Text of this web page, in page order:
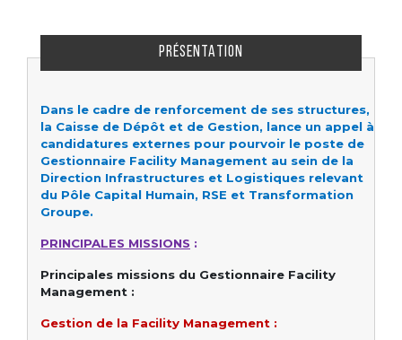
PRÉSENTATION
Dans le cadre de renforcement de ses structures,
la Caisse de Dépôt et de Gestion, lance un appel à
candidatures externes pour pourvoir le poste de
Gestionnaire Facility Management au sein de la
Direction Infrastructures et Logistiques relevant
du Pôle Capital Humain, RSE et Transformation
Groupe.
PRINCIPALES MISSIONS :
Principales missions du Gestionnaire Facility
Management :
Gestion de la Facility Management :